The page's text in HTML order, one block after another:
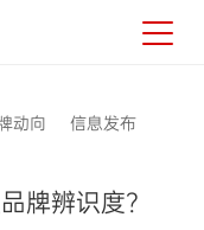
动向 信息发布
牌辨识度？